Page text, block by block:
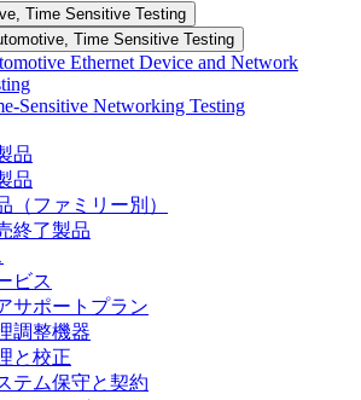
Time Sensitive Testing
Time Sensitive Testing
Ethernet Device and Network
Sensitive Networking Testing
品
品
（ファミリー別）
終了製品
ビス
サポートプラン
調整機器
と校正
テム保守と契約